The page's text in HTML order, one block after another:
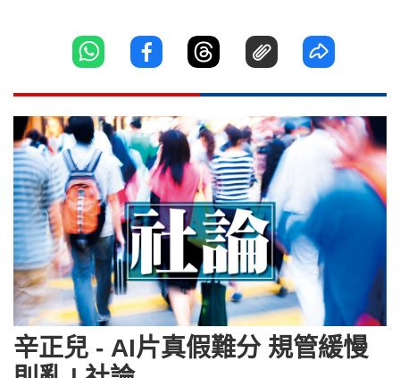
辛正兒 - AI片真假難分 規管緩慢